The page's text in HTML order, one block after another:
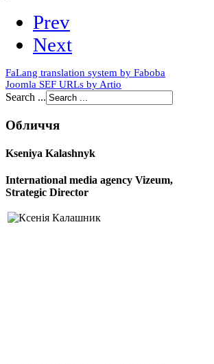
Prev
Next
FaLang translation system by Faboba
Joomla SEF URLs by Artio
Search ...
Обличчя
Kseniya Kalashnyk
International media agency Vizeum,
Strategic Director